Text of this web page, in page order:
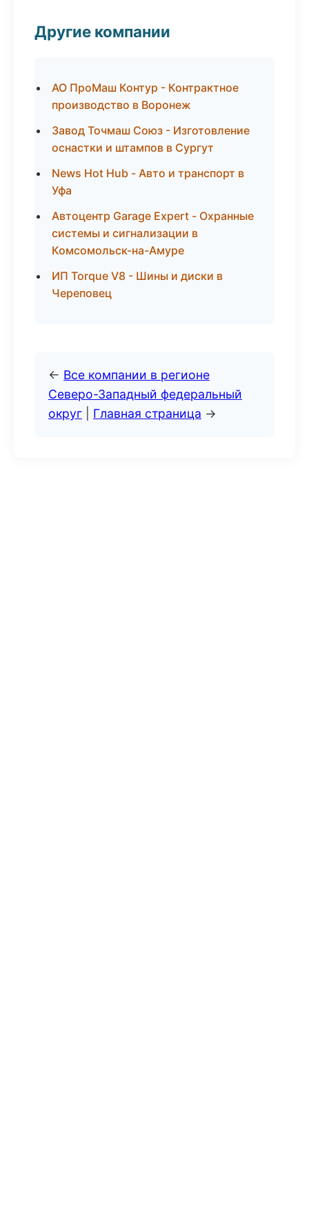
Другие компании
АО ПроМаш Контур - Контрактное
производство в Воронеж
Завод Точмаш Союз - Изготовление
оснастки и штампов в Сургут
News Hot Hub - Авто и транспорт в
Уфа
Автоцентр Garage Expert - Охранные
системы и сигнализации в
Комсомольск-на-Амуре
ИП Torque V8 - Шины и диски в
Череповец
← Все компании в регионе
Северо-Западный федеральный
округ
Главная страница →